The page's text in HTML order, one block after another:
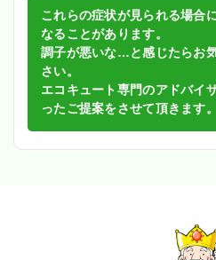
これらの症状が見られる場合
なることがあります。
調子が悪いな…と感じたらお
さい。
エコキュート専門のアドバイ
ったご提案をさせて頂きます。